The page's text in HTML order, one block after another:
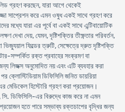
গ্রহণ করছেন, যারা আগে থেকেই
সাপ্রেশন করে এমন ওষুধ একই সাথে গ্রহণ করে
মধ্যে যারা এর পূর্বে বা একই সাথে এন্টিবায়োটিক
দেখা দেয়, যেমন, দৃষ্টিশক্তির তীক্ষ্ণতার পরিবর্তন,
ফিল্ডের ত্রুটি, সেক্ষেত্রে দ্রুত দৃষ্টিশক্তি
সম্পর্কিত রক্ত প্রবাহের সংক্রমণ বা
লিজক্স অনুমোদিত নয় এবং এটি ব্যবহার করা
ক্লোস্টিডিয়াম ডিফিসিলি জনিত ডায়রিয়া
মেডিকেল হিস্টোরি গ্রহণ করা প্রয়োজন।
ডিফিসিলি-এর বিরুদ্ধে কাজ করে না এমন
প্রয়োজন হতে পারে সম্ভাব্য রক্তচাপের বৃদ্ধির জন্য